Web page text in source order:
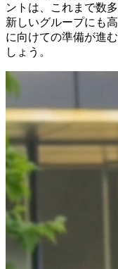
ントは、これまで数
新しいグループにも
に向けての準備が進
しょう。